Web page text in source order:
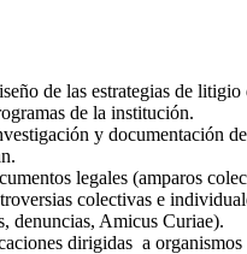
de las estrategias de litigio
de la institución.
y documentación
legales (amparos
colectivas e
denuncias, Amicus Curiae).
dirigidas a organismos